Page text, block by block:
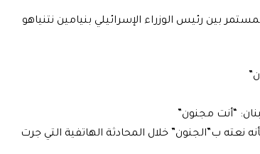
بين رئيس الوزراء الإسرائيلي بنيامين نتنياهو
“أنت مجنون”
نعته ب”الجنون” خلال المحادثة الهاتفية التي جرت